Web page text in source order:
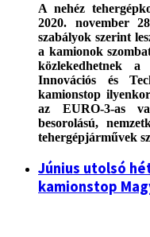
A nehéz
2020. november
szabályok szerint
a kamionok
közlekedhetnek
Innovációs és
kamionstop
az EURO-3-as
besorolású,
tehergépjárművek
Június utolsó
kamionstop